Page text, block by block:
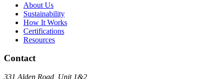
About Us
Sustainability
How It Works
Certifications
Resources
Contact
331 Alden Road, Unit 1&2